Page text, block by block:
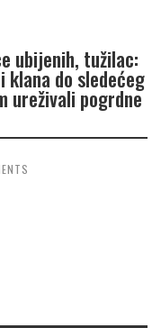
ubijenih, tužilac:
klana do sledećeg
ureživali pogrdne